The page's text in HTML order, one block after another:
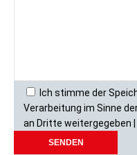
Ich stimme der
Verarbeitung im Sinne
an Dritte weitergegeben |